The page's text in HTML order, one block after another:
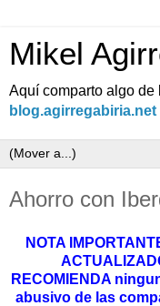
Mikel
Aquí comparto algo de
Ahorro con
NOTA
RECOMIENDA
abusivo de las